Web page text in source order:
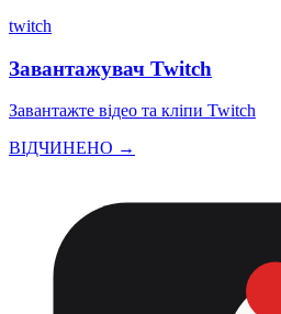
twitch
Завантажувач Twitch
Завантажте відео та кліпи Twitch
ВІДЧИНЕНО →